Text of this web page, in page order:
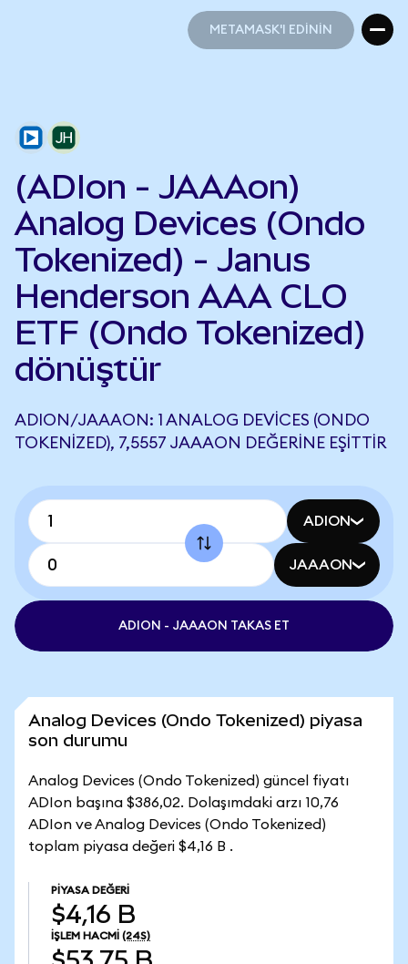
METAMASK'I EDİNİN
(ADIon - JAAAon)
Analog Devices (Ondo
Tokenized) - Janus
Henderson AAA CLO
ETF (Ondo Tokenized)
dönüştür
ADION/JAAAON: 1 ANALOG DEVICES (ONDO
TOKENIZED), 7,5557 JAAAON DEĞERINE EŞITTIR
ADION
JAAAON
ADION - JAAAON TAKAS ET
Analog Devices (Ondo Tokenized) piyasa
son durumu
Analog Devices (Ondo Tokenized) güncel fiyatı
ADIon başına $386,02. Dolaşımdaki arzı 10,76
ADIon ve Analog Devices (Ondo Tokenized)
toplam piyasa değeri $4,16 B .
PIYASA DEĞERI
$4,16 B
İŞLEM HACMI (24S)